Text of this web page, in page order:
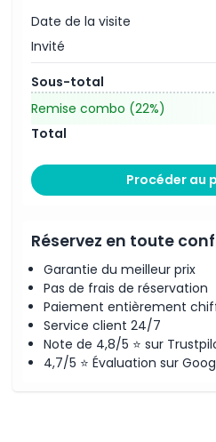
Date de la visite
Invité
Sous-total
Remise combo (22%)
Total
Procéder au
Réservez en toute
Garantie du meilleur prix
Pas de frais de réservation
Paiement entièrement
Service client 24/7
Note de 4,8/5 ⭐ sur
4,7/5 ⭐ Évaluation sur